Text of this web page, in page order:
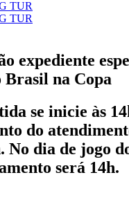
expediente
Brasil na Copa
se inicie às
do
No dia de jogo
será 14h.